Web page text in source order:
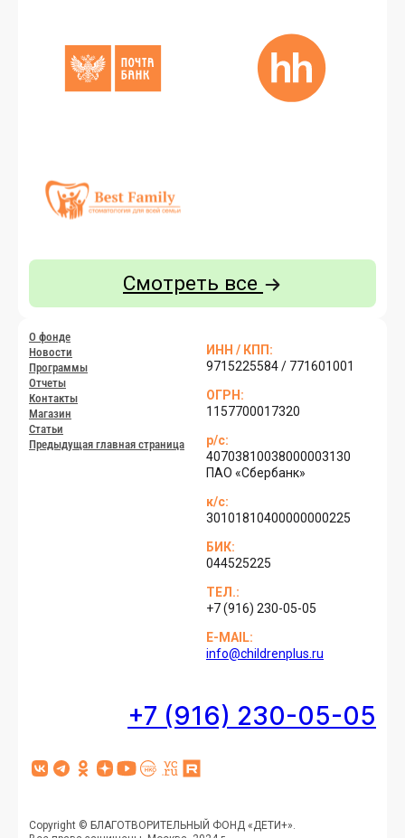
Смотреть все
О фон­де
Но­вос­ти
Прог­раммы
От­че­ты
Кон­такты
Ма­газин
Статьи
Пре­дыду­щая глав­ная стра­ница
ИНН / КПП:
9715225584 / 771601001
ОГРН:
1157700017320
р/с:
40703810038000003130
ПАО «Сбер­банк»
к/с:
30101810400000000225
БИК:
044525225
ТЕЛ.:
+7 (916) 230-05-05
E-MAIL:
info@childrenplus.ru
+7 (916) 230-05-05
V T
l
О
­
Я
­
Y
u
Н
О
V
T
Copyright © БЛА­ГОТ­ВО­РИ­ТЕЛЬ­НЫЙ ФОНД «ДЕ­ТИ+».